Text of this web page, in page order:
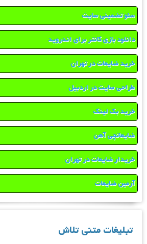
سئو تضمینی سایت
دانلود بازی کانتر برای اندروید
خرید ضایعات در تهران
طراحی سایت در اردبیل
خرید بک لینک
ضایعاتچی آهن
خریدار ضایعات در تهران
آرمین ضایعات
تبلیغات متنی تلاش